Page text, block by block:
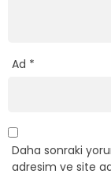
Ad *
Daha sonraki
adresim ve site